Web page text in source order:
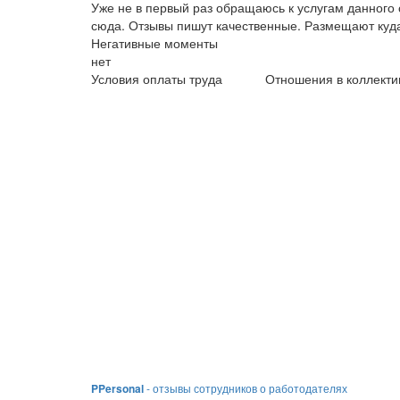
Уже не в первый раз обращаюсь к услугам
сюда. Отзывы пишут качественные. Размещают
Негативные моменты
нет
Условия оплаты труда
Отношения в
PPersonal- отзывы сотрудников о работодателях